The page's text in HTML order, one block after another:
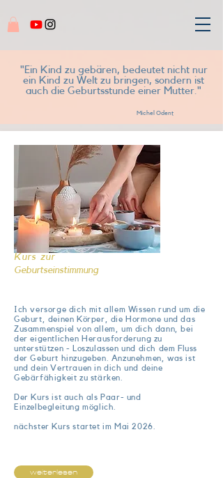
"Ein Kind zu gebären, bedeutet nicht nur
ein Kind zu Welt zu bringen, sondern ist
auch die Geburtsstunde einer Mutter."
Michel Odent
Kurs zur
Geburtseinstimmung
Ich versorge dich mit allem Wissen rund um die
Geburt, deinen Körper, die Hormone und das
Zusammenspiel von allem, um dich dann, bei
der eigentlichen Herausforderung zu
unterstützen - Loszulassen und dich dem Fluss
der Geburt hinzugeben. Anzunehmen, was ist
und dein Vertrauen in dich und deine
Gebärfähigkeit zu stärken.
Der Kurs ist auch als Paar- und
Einzelbegleitung möglich.
nächster Kurs startet im Mai 2026.
weiterlesen